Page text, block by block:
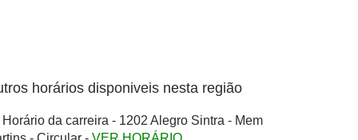
horários disponiveis nesta região
Horário da carreira - 1202 Alegro Sintra - Mem